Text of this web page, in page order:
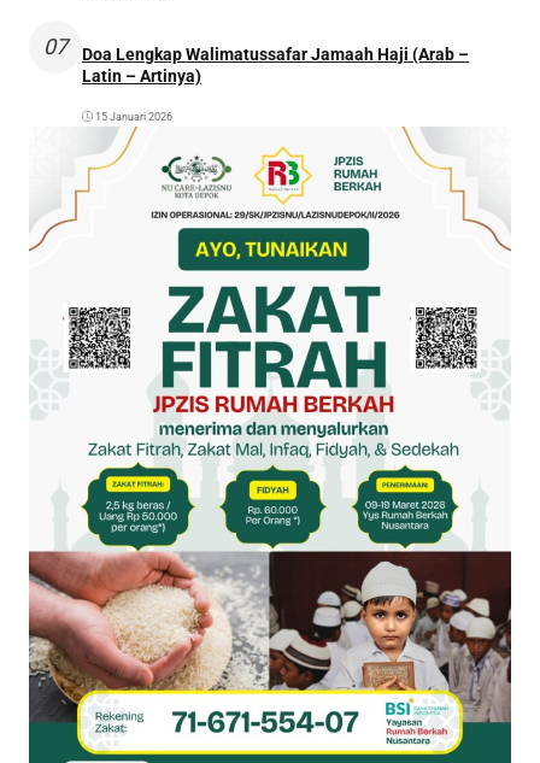
07
Doa Lengkap Walimatussafar Jamaah Haji (Arab –
Latin – Artinya)
15 Januari 2026